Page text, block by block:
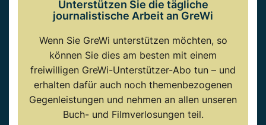
Unterstützen Sie die tägliche
journalistische Arbeit an GreWi
Wenn Sie GreWi unterstützen möchten, so
können Sie dies am besten mit einem
freiwilligen GreWi-Unterstützer-Abo tun – und
erhalten dafür auch noch themenbezogenen
Gegenleistungen und nehmen an allen unseren
Buch- und Filmverlosungen teil.